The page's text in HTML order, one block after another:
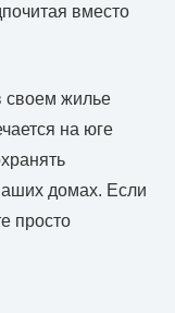
вместо
своем жилье
на юге
домах. Если
просто